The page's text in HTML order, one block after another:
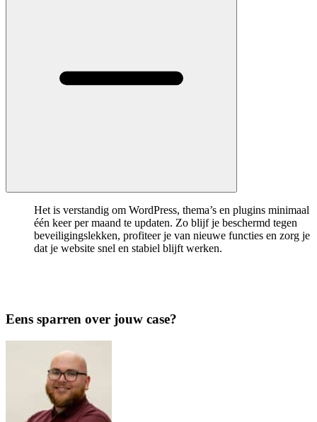
Het is verstandig om WordPress, thema’s en plugins minimaal
één keer per maand te updaten. Zo blijf je beschermd tegen
beveiligingslekken, profiteer je van nieuwe functies en zorg je
dat je website snel en stabiel blijft werken.
Eens sparren over jouw case?